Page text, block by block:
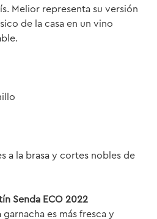
Melior representa su versión
de la casa en un vino
a la brasa y cortes nobles de
Senda ECO 2022
garnacha es más fresca y